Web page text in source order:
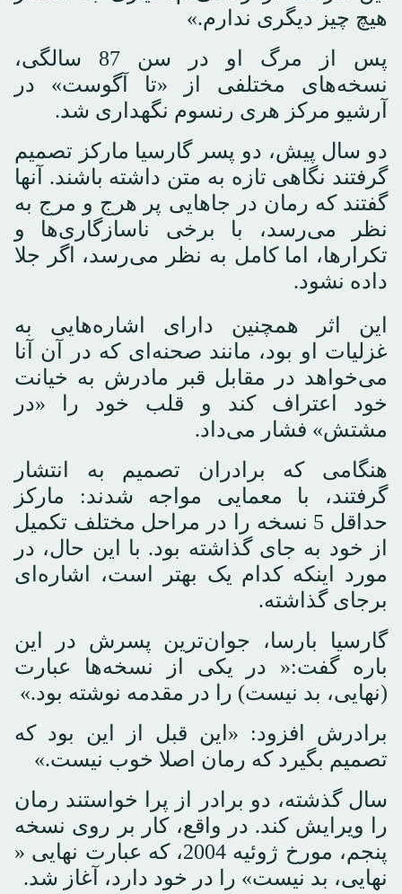
هیچ چیز دیگری ندارم.»
پس از مرگ او در سن 87 سالگی،
نسخه‌های مختلفی از «تا آگوست» در
آرشیو مرکز هری رنسوم نگهداری شد.
دو سال پیش، دو پسر گارسیا مارکز تصمیم
گرفتند نگاهی تازه به متن داشته باشند. آنها
گفتند که رمان در جاهایی پر هرج و مرج به
نظر می‌رسد، با برخی ناسازگاری‌ها و
تکرارها، اما کامل به نظر می‌رسد، اگر جلا
داده نشود.
این اثر همچنین دارای اشاره‌هایی به
غزلیات او بود، مانند صحنه‌ای که در آن آنا
می‌خواهد در مقابل قبر مادرش به خیانت
خود اعتراف کند و قلب خود را «در
مشتش» فشار می‌داد.
هنگامی که برادران تصمیم به انتشار
گرفتند، با معمایی مواجه شدند: مارکز
حداقل 5 نسخه را در مراحل مختلف تکمیل
از خود به جای گذاشته بود. با این حال، در
مورد اینکه کدام یک بهتر است، اشاره‌ای
برجای گذاشته.
گارسیا بارسا، جوان‌ترین پسرش در این
باره گفت:« در یکی از نسخه‌ها عبارت
(نهایی، بد نیست) را در مقدمه نوشته بود.»
برادرش افزود: «این قبل از این بود که
تصمیم بگیرد که رمان اصلا خوب نیست.»
سال گذشته، دو برادر از پرا خواستند رمان
را ویرایش کند. در واقع، کار بر روی نسخه
پنجم، مورخ ژوئیه 2004، که عبارت نهایی «
نهایی، بد نیست» را در خود دارد، آغاز شد.